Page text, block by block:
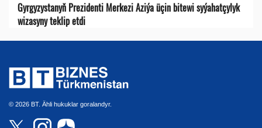
Gyrgyzystanyň Prezidenti Merkezi Aziýa üçin bitewi syýahatçylyk
wizasyny teklip etdi
© 2026 BT. Ähli hukuklar goralandyr.